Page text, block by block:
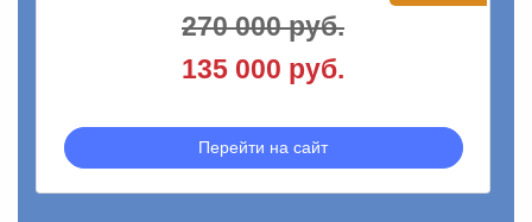
270 000 руб.
135 000 руб.
Перейти на сайт